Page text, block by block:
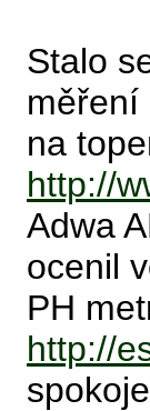
Stalo
měření
na
http://
Adwa
ocenil
PH
http://